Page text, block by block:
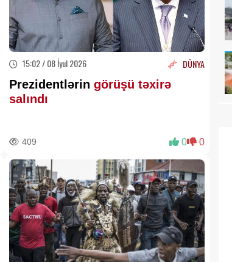
15:02 / 08 İyul 2026 DÜNYA
Prezidentlərin görüşü təxirə
salındı
409 0 0